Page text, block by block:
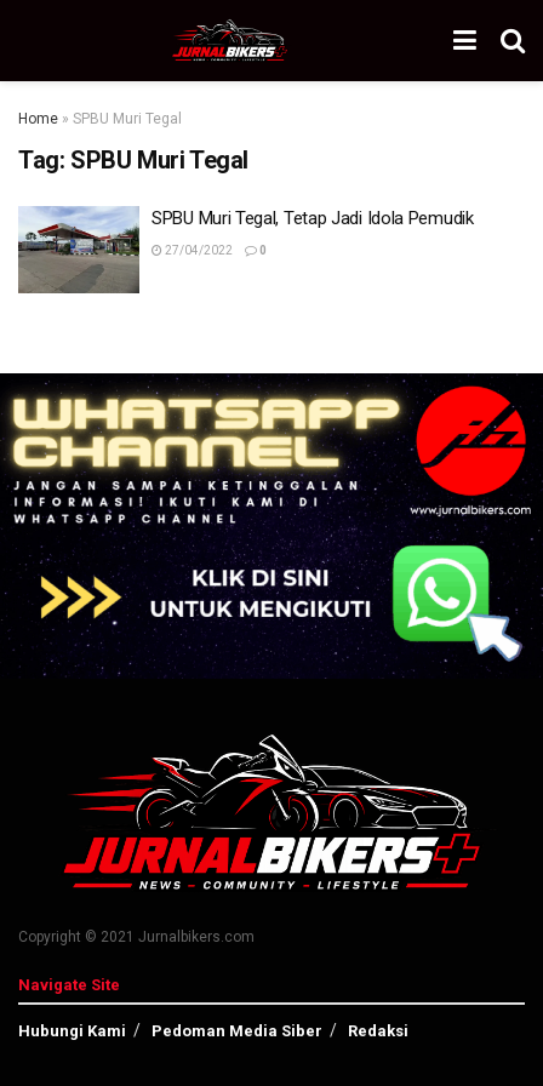
Home » SPBU Muri Tegal
Tag: SPBU Muri Tegal
SPBU Muri Tegal, Tetap Jadi Idola Pemudik
27/04/2022 0
Copyright © 2021 Jurnalbikers.com
Navigate Site
Hubungi Kami Pedoman Media Siber Redaksi